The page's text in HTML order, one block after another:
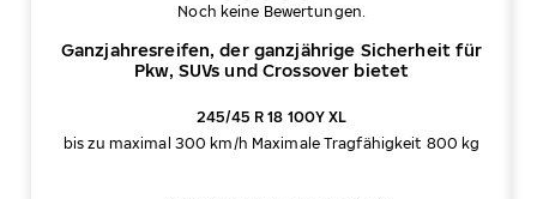
Ganzjahresreifen, der ganzjährige Sicherheit für
Pkw, SUVs und Crossover bietet
Noch keine Bewertungen.
245/45 R 18 100Y XL
bis zu maximal 300 km/h Maximale Tragfähigkeit 800 kg